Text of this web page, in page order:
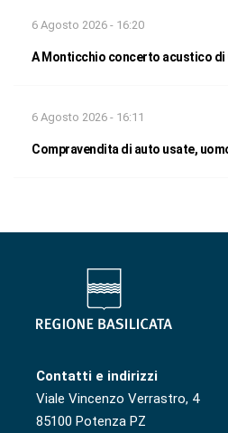
6 Agosto 2026 - 16:20
A Monticchio concerto acustico di
6 Agosto 2026 - 16:11
Compravendita di auto usate,
Contatti e indirizzi
Viale Vincenzo Verrastro, 4
85100 Potenza PZ